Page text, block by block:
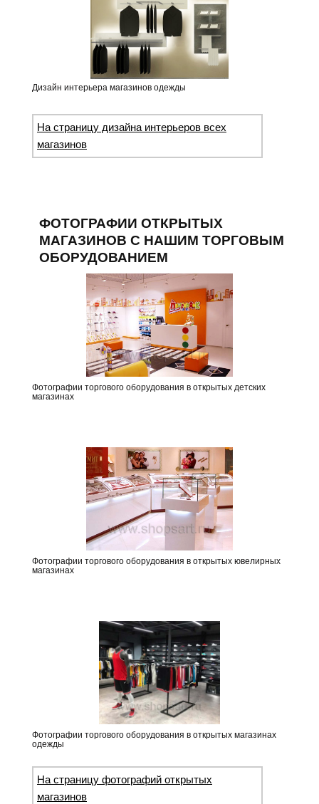
Дизайн интерьера магазинов одежды
На страницу дизайна интерьеров всех
магазинов
ФОТОГРАФИИ ОТКРЫТЫХ
МАГАЗИНОВ С НАШИМ ТОРГОВЫМ
ОБОРУДОВАНИЕМ
Фотографии торгового оборудования в открытых детских
магазинах
Фотографии торгового оборудования в открытых ювелирных
магазинах
Фотографии торгового оборудования в открытых магазинах
одежды
На страницу фотографий открытых
магазинов